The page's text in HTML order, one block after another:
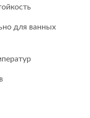
для ванных